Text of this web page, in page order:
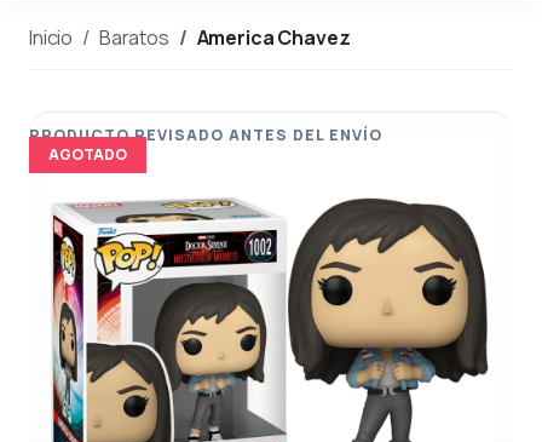
Inicio Baratos America Chavez
AGOTADO